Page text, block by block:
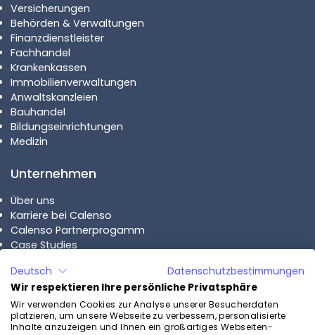
Versicherungen
Behörden & Verwaltungen
Finanzdienstleister
Fachhandel
Krankenkassen
Immobilienverwaltungen
Anwaltskanzleien
Bauhandel
Bildungseinrichtungen
Medizin
Unternehmen
Über uns
Karriere bei Calenso
Calenso Partnerprogamm
Case Studies
Pläne
Calenso Business
Calenso Enterprise
Deutsch
Datenschutzbestimmungen
Wir respektieren Ihre persönliche Privatsphäre
Wir verwenden Cookies zur Analyse unserer Besucherdaten
platzieren, um unsere Webseite zu verbessern, personalisierte
Inhalte anzuzeigen und Ihnen ein großartiges Webseiten-